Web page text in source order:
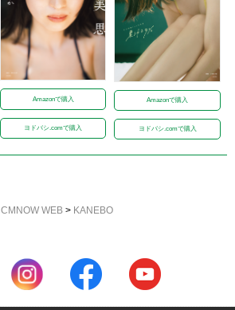
Amazonで購入
ヨドバシ.comで購入
Amazonで購入
ヨドバシ.comで購入
CMNOW WEB> KANEBO